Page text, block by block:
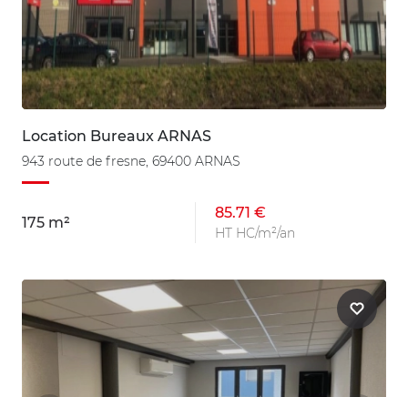
Location Bureaux ARNAS
943 route de fresne, 69400 ARNAS
175 m²
85.71 €
HT HC/m²/an